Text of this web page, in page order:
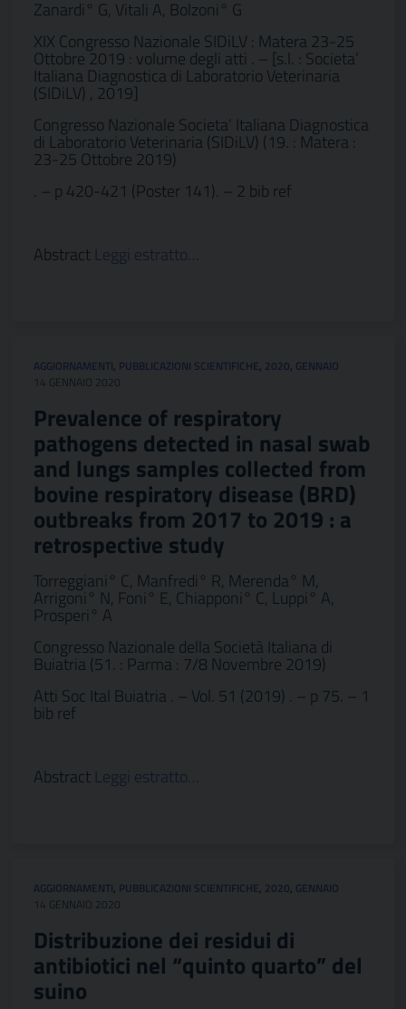
Zanardi° G, Vitali A, Bolzoni° G
XIX Congresso Nazionale SIDiLV : Matera 23-25
Ottobre 2019 : volume degli atti . – [s.l. : Societa’
Italiana Diagnostica di Laboratorio Veterinaria
(SIDiLV) , 2019]
Congresso Nazionale Societa’ Italiana Diagnostica
di Laboratorio Veterinaria (SIDiLV) (19. : Matera :
23-25 Ottobre 2019)
. – p 420-421 (Poster 141). – 2 bib ref
Abstract Leggi estratto…
AGGIORNAMENTI, PUBBLICAZIONI SCIENTIFICHE, 2020, GENNAIO
14 GENNAIO 2020
Prevalence of respiratory
pathogens detected in nasal swab
and lungs samples collected from
bovine respiratory disease (BRD)
outbreaks from 2017 to 2019 : a
retrospective study
Torreggiani° C, Manfredi° R, Merenda° M,
Arrigoni° N, Foni° E, Chiapponi° C, Luppi° A,
Prosperi° A
Congresso Nazionale della Società Italiana di
Buiatria (51. : Parma : 7/8 Novembre 2019)
Atti Soc Ital Buiatria . – Vol. 51 (2019) . – p 75. – 1
bib ref
Abstract Leggi estratto…
AGGIORNAMENTI, PUBBLICAZIONI SCIENTIFICHE, 2020, GENNAIO
14 GENNAIO 2020
Distribuzione dei residui di
antibiotici nel “quinto quarto” del
suino